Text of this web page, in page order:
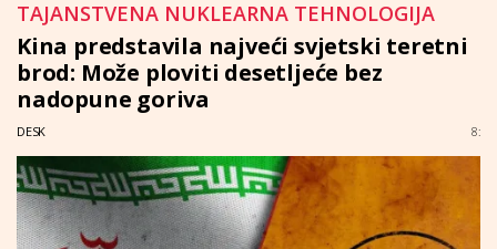
TAJANSTVENA NUKLEARNA TEHNOLOGIJA
Kina predstavila najveći svjetski teretni
brod: Može ploviti desetljeće bez
nadopune goriva
DESK 8: